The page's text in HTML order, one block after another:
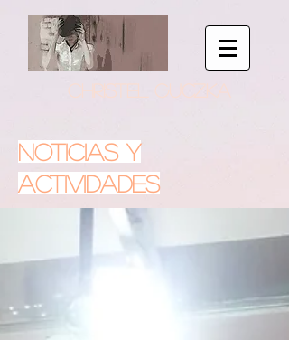
CHRISTEL GUCZKA
NOTICIAS Y
ACTIVIDADES